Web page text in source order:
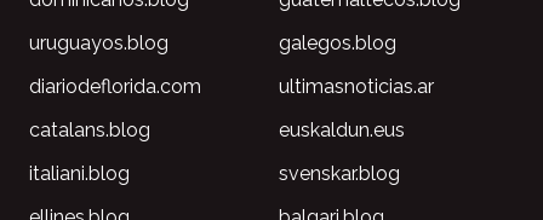
uruguayos.blog
galegos.blog
diariodeflorida.com
ultimasnoticias.ar
catalans.blog
euskaldun.eus
italiani.blog
svenskar.blog